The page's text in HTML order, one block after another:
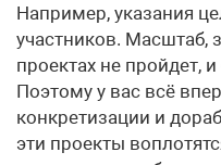
Например, указания
участников. Масштаб,
проектах не пройдет,
Поэтому у вас всё
конкретизации и
эти проекты